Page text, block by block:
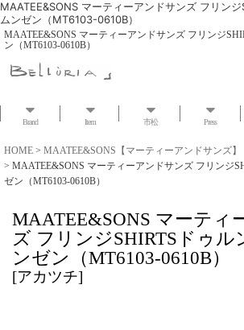
MAATEE&SONS マーティーアンドサンズ フリン
ムンゼン（MT6103-0610B）
MAATEE&SONS マーティーアンドサンズ フリンジ
ン（MT6103-0610B）
Brand Item 市松 Press
HOME > MAATEE&SONS【マーティーアンドサンズ】
> MAATEE&SONS マーティーアンドサンズ フリンジ
ゼン（MT6103-0610B）
MAATEE&SONS マーティ
ズ フリンジSHIRTSドゥル
ンゼン（MT6103-0610B）
[アカツチ]